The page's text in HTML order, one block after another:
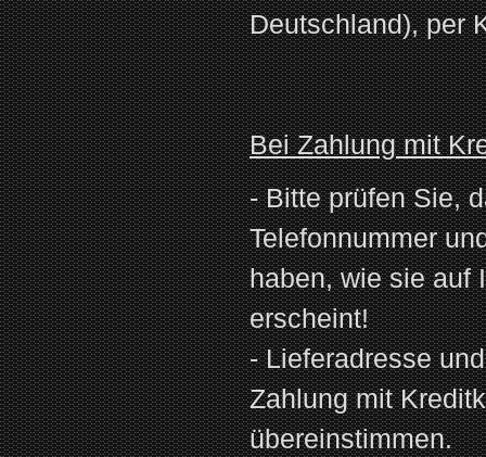
Deutschland), per
Bei Zahlung mit
- Bitte prüfen Sie,
Telefonnummer
haben, wie sie auf
erscheint!
- Lieferadresse
Zahlung mit
übereinstimmen.